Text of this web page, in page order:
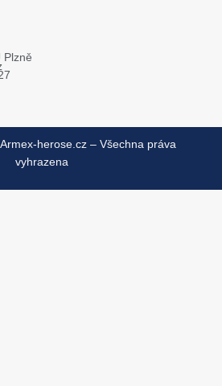
Plzně
herose.cz – Všechna práva
vyhrazena